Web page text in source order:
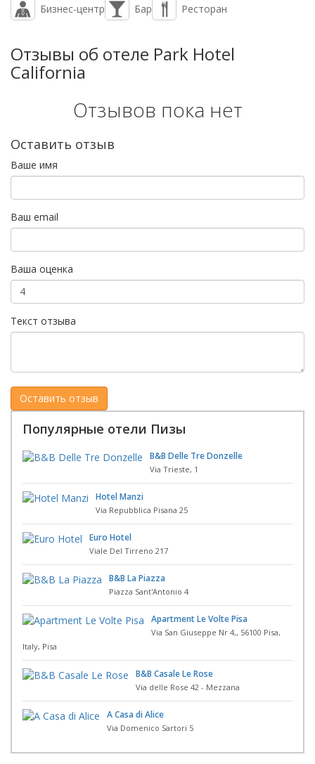
Бизнес-центр Бар Ресторан
Отзывы об отеле Park Hotel
California
Отзывов пока нет
Оставить отзыв
Ваше имя
Ваш email
Ваша оценка
Текст отзыва
Популярные отели Пизы
B&B Delle Tre Donzelle
Via Trieste, 1
Hotel Manzi
Via Repubblica Pisana 25
Euro Hotel
Viale Del Tirreno 217
B&B La Piazza
Piazza Sant'Antonio 4
Apartment Le Volte Pisa
Via San Giuseppe Nr 4,, 56100 Pisa,
Italy, Pisa
B&B Casale Le Rose
Via delle Rose 42 - Mezzana
A Casa di Alice
Via Domenico Sartori 5